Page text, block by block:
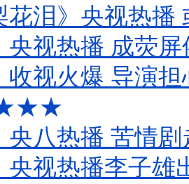
花泪》央视热播
央视热播 成荧
收视火爆 导演
央八热播 苦情
央视热播李子雄